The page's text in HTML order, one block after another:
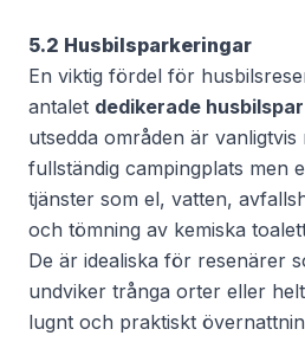
5.2 Husbilsparkeringar
En viktig fördel för
antalet dedikerade
utsedda områden är vanligtvis
fullständig campingplats men
tjänster som el, vatten,
och tömning av kemiska
De är idealiska för resenärer
undviker trånga orter eller
lugnt och praktiskt